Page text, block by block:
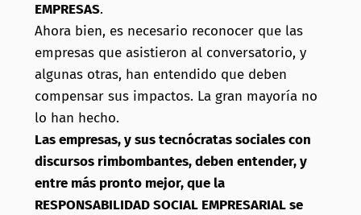
EMPRESAS.
Ahora bien, es necesario reconocer que las
empresas que asistieron al conversatorio, y
algunas otras, han entendido que deben
compensar sus impactos. La gran mayoría no
lo han hecho.
Las empresas, y sus tecnócratas sociales con
discursos rimbombantes, deben entender, y
entre más pronto mejor, que la
RESPONSABILIDAD SOCIAL EMPRESARIAL se